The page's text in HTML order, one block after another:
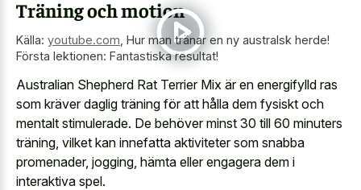
Träning och motion
Källa: youtube.com Hur man tränar en ny australsk herde!
Första lektionen: Fantastiska resultat!
Australian Shepherd Rat Terrier Mix är en energifylld ras
som kräver daglig träning för att hålla dem fysiskt och
mentalt stimulerade. De behöver minst 30 till 60 minuters
träning, vilket kan innefatta aktiviteter som snabba
promenader, jogging, hämta eller engagera dem i
interaktiva spel.